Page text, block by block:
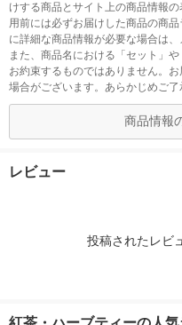
けする商品とサイト上の商品情報
用前には必ずお届けした商品の商
に詳細な商品情報が必要な場合は
また、商品名における「セット」
お約束するものではありません。
場合がございます。あらかじめご了
商品情報
レビュー
投稿されたレビ